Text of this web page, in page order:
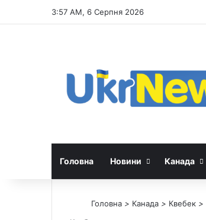
3:57 AM, 6 Серпня 2026
Головна Новини Канада
Головна > Канада > Квебек >